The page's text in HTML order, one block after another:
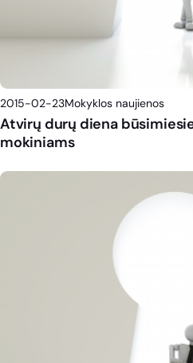
2015-02-23Mokyklos naujienos
Atvirų durų diena
mokiniams